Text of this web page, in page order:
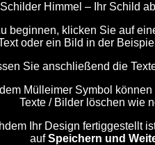
Schilder Himmel – Ihr Schild
beginnen, klicken Sie auf
oder ein Bild in der
Sie anschließend die
Mülleimer Symbol
Texte / Bilder löschen wie
Ihr Design fertiggestellt
aufSpeichern und